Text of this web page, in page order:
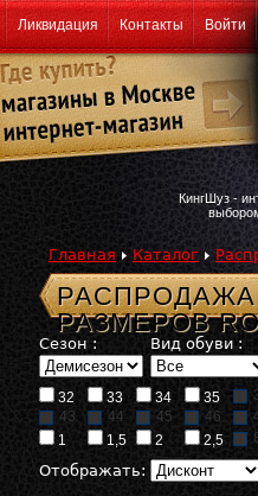
Ликвидация Контакты Войти
КингШуз -
Главная Каталог
РАЗМЕРОВ
Сезон : Вид обуви :
32 33 34 35
43
44 45 46
1
1,5 2 2,5
Отображать: